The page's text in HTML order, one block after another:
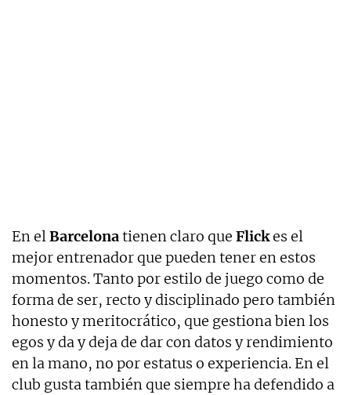
En elBarcelonatienen claro que Flickes el
mejor entrenador que pueden tener en estos
momentos. Tanto por estilo de juego como de
forma de ser, recto y disciplinado pero también
honesto y meritocrático, que gestiona bien los
egos y da y deja de dar con datos y rendimiento
en la mano, no por estatus o experiencia. En el
club gusta también que siempre ha defendido a